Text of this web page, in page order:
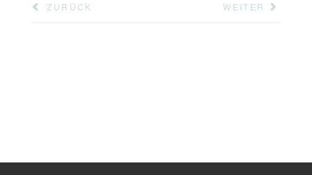
ZURÜCK WEITER